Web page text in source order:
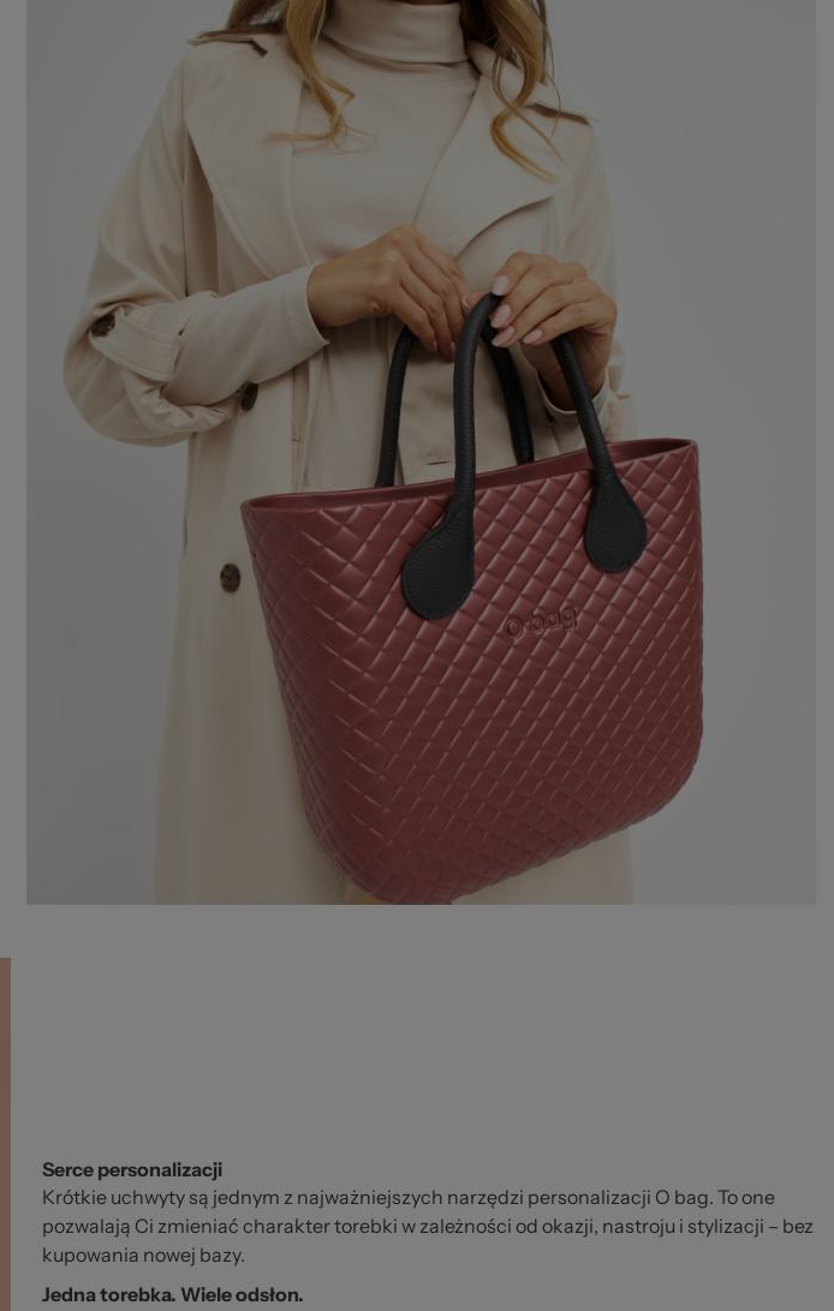
Serce personalizacji
Krótkie uchwyty są jednym z najważniejszych narzędzi personalizacji O bag. To one
pozwalają Ci zmieniać charakter torebki w zależności od okazji, nastroju i stylizacji – bez
kupowania nowej bazy.
Jedna torebka. Wiele odsłon.